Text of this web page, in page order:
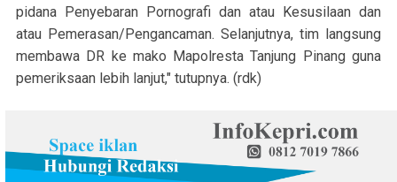
pidana Penyebaran Pornografi dan atau Kesusilaan dan
atau Pemerasan/Pengancaman. Selanjutnya, tim langsung
membawa DR ke mako Mapolresta Tanjung Pinang guna
pemeriksaan lebih lanjut," tutupnya. (rdk)